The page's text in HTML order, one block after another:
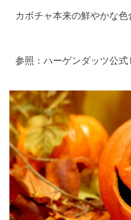
カボチャ本来の鮮やかな色
参照：ハーゲンダッツ公式